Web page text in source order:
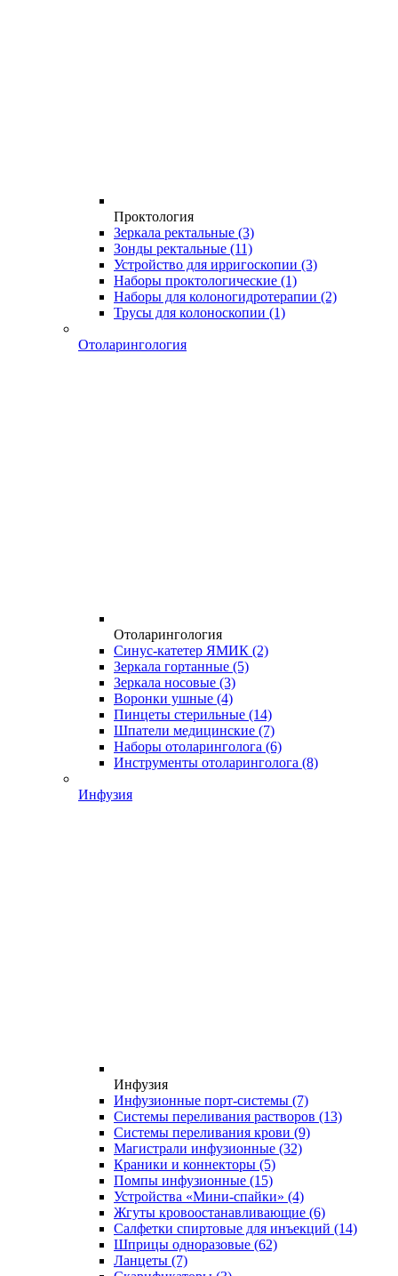
Проктология
Зеркала ректальные (3)
Зонды ректальные (11)
Устройство для ирригоскопии (3)
Наборы проктологические (1)
Наборы для колоногидротерапии (2)
Трусы для колоноскопии (1)
Отоларингология
Отоларингология
Синус-катетер ЯМИК (2)
Зеркала гортанные (5)
Зеркала носовые (3)
Воронки ушные (4)
Пинцеты стерильные (14)
Шпатели медицинские (7)
Наборы отоларинголога (6)
Инструменты отоларинголога (8)
Инфузия
Инфузия
Инфузионные порт-системы (7)
Системы переливания растворов (13)
Системы переливания крови (9)
Магистрали инфузионные (32)
Краники и коннекторы (5)
Помпы инфузионные (15)
Устройства «Мини-спайки» (4)
Жгуты кровоостанавливающие (6)
Салфетки спиртовые для инъекций (14)
Шприцы одноразовые (62)
Ланцеты (7)